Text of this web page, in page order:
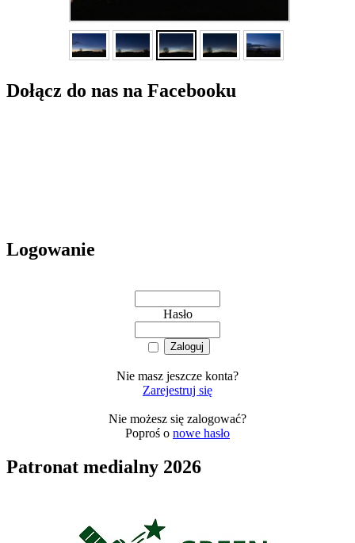
Dołącz do nas na Facebooku
Logowanie
Hasło
Nie masz jeszcze konta?
Zarejestruj się
Nie możesz się zalogować?
Poproś o nowe hasło
Patronat medialny 2026